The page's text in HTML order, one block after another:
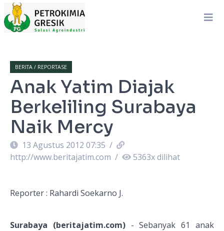
BERITA / REPORTASE
Anak Yatim Diajak
Berkeliling Surabaya
Naik Mercy
13 Agustus 2012 07:35 /
http://www.beritajatim.com / 5363x dilihat
Reporter : Rahardi Soekarno J.
Surabaya (beritajatim.com) - Sebanyak 61 anak